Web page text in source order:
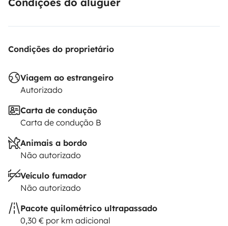
Condições do proprietário
Viagem ao estrangeiro
Autorizado
Carta de condução
Carta de condução B
Animais a bordo
Não autorizado
Veículo fumador
Não autorizado
Pacote quilométrico ultrapassado
0,30 € por km adicional